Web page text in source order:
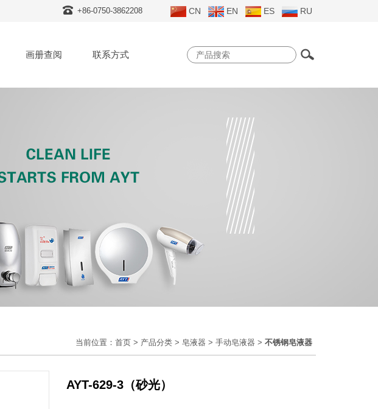
+86-0750-3862208 CN EN ES RU
画册查阅 联系方式
当前位置： 首页 > 产品分类 > 皂液器 > 手动皂液器 > 不锈钢皂液器
AYT-629-3（砂光）